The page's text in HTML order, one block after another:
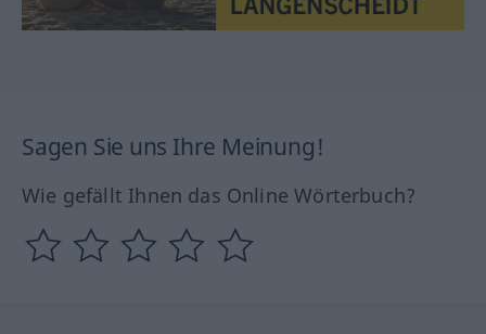
Sagen Sie uns Ihre Meinung!
Wie gefällt Ihnen das Online Wörterbuch?